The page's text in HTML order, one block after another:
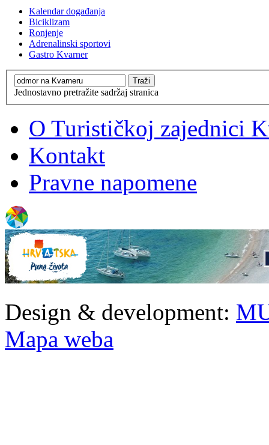
Kalendar događanja
Biciklizam
Ronjenje
Adrenalinski sportovi
Gastro Kvarner
Jednostavno pretražite sadržaj stranica
O Turističkoj zajednici
Kontakt
Pravne napomene
Design & development:
Mapa weba